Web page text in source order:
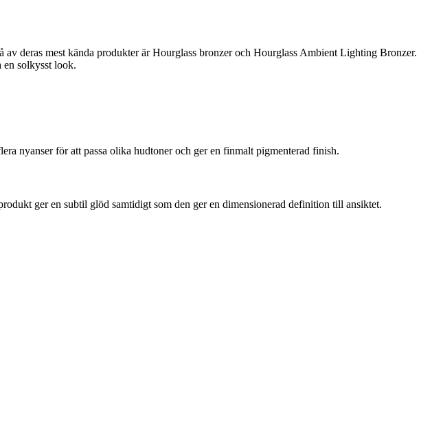
deras mest kända produkter är Hourglass bronzer och Hourglass Ambient Lighting Bronzer.
en solkysst look.
nyanser för att passa olika hudtoner och ger en finmalt pigmenterad finish.
ger en subtil glöd samtidigt som den ger en dimensionerad definition till ansiktet.